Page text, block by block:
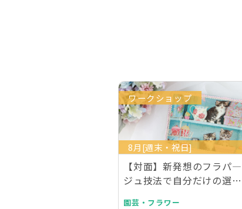
ワークショップ
8月[週末・祝日]
【対面】新発想のフラパ―
ジュ技法で自分だけの選ん
園芸・フラワー